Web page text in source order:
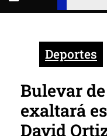
Deportes
Bulevar
exaltará
David